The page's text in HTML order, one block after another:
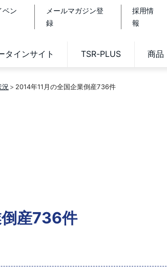
ベン
メールマガジン登
録
採用情
報
タインサイト TSR-PLUS 商品
況 2014年11月の全国企業倒産736件
産736件